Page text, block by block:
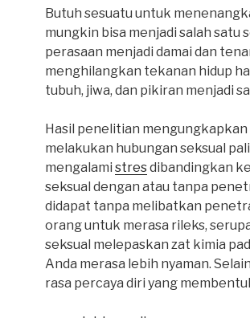
Butuh sesuatu untuk
mungkin bisa menjadi salah satu
perasaan menjadi damai dan
menghilangkan tekanan hidup
tubuh, jiwa, dan pikiran menjadi
Hasil penelitian
melakukan hubungan seksual
mengalami stresdibandingkan
seksual dengan atau tanpa
didapat tanpa melibatkan
orang untuk merasa rileks,
seksual melepaskan zat kimia
Anda merasa lebih nyaman.
rasa percaya diri yang